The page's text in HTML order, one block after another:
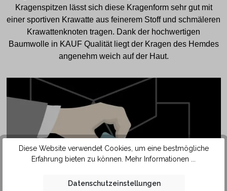
Kragenspitzen lässt sich diese Kragenform sehr gut mit
einer sportiven Krawatte aus feinerem Stoff und schmäleren
Krawattenknoten tragen. Dank der hochwertigen
Baumwolle in KAUF Qualität liegt der Kragen des Hemdes
angenehm weich auf der Haut.
Diese Website verwendet Cookies, um eine bestmögliche
Erfahrung bieten zu können. Mehr Informationen ...
Datenschutzeinstellungen